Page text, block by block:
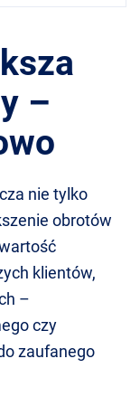
–
nie tylko
obrotów
klientów,
–
czy
zaufanego